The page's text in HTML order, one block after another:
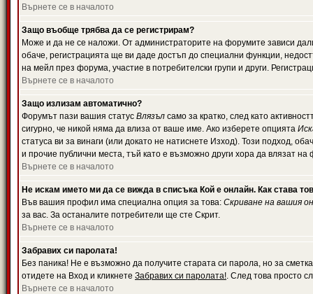
Върнете се в началото
Защо въобще трябва да се регистрирам?
Може и да не се наложи. От администраторите на форумите зависи
обаче, регистрацията ще ви даде достъп до специални функции,
на мейл през форума, участие в потребителски групи и други.
Върнете се в началото
Защо излизам автоматично?
Форумът пази вашия статус Влязъл само за кратко, след като
сигурно, че никой няма да влиза от ваше име. Ако изберете опцията
статуса ви за винаги (или докато не натиснете Изход). Този подход,
и прочие публични места, тъй като е възможно други хора да влязат
Върнете се в началото
Не искам името ми да се вижда в списъка Кой е онлайн. Как става
Във вашия профил има специална опция за това: Скриване на вашия
за вас. За останалите потребители ще сте Скрит.
Върнете се в началото
Забравих си паролата!
Без паника! Не е възможно да получите старата си парола, но за
отидете на Вход и кликнете Забравих си паролата!. След това просто
Върнете се в началото